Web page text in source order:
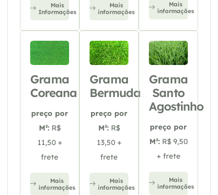
Mais
Informações
Mais
informações
Mais
informações
Grama
Coreana
preço por
M²: R$
11,50 +
frete
Mais
informações
Grama
Bermuda
preço por
M²: R$
13,50 +
frete
Mais
informações
Grama
Santo
Agostinho
preço por
M²: R$ 9,50
+ frete
Mais
informações